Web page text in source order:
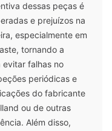
dessas peças é
e prejuízos na
especialmente em
tornando a
falhas no
periódicas e
do fabricante
ou de outras
Além disso,